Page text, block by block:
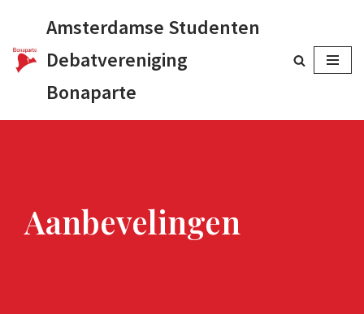
Ga
naar
Amsterdamse Studenten
Debatvereniging
Bonaparte
Aanbevelingen